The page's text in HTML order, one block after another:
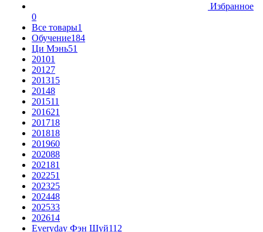
Избранное
0
Все товары1
Обучение184
Ци Мэнь51
20101
20127
201315
20148
201511
201621
201718
201818
201960
202088
202181
202251
202325
202448
202533
202614
Everyday Фэн Шуй112